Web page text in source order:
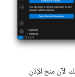
الآن منح الإذن